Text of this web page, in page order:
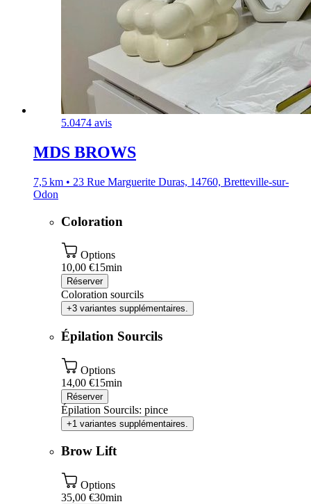
5.0474 avis
MDS BROWS
7,5 km • 23 Rue Marguerite Duras, 14760, Bretteville-sur-
Odon
Coloration
Options
10,00 €15min
Réserver
Coloration sourcils
+3 variantes supplémentaires.
Épilation Sourcils
Options
14,00 €15min
Réserver
Épilation Sourcils: pince
+1 variantes supplémentaires.
Brow Lift
Options
35,00 €30min